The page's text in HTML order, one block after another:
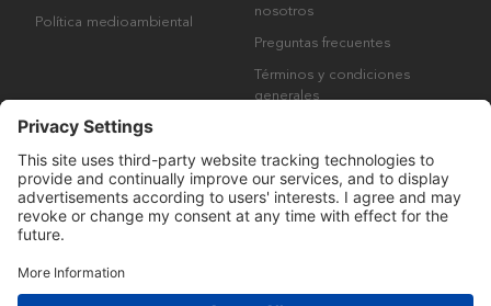
Política medioambiental
nosotros
Preguntas frecuentes
Términos y condiciones
generales
Derechos de autor © Many Brands AB 2023. Todos los derechos